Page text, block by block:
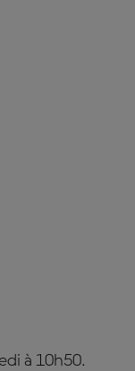
à 10h50.